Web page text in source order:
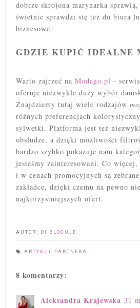
dobrze skrojona marynarka
świetnie sprawdzi się też do biura
biznesowe.
GDZIE KUPIĆ IDEALNE
Warto zajrzeć na Modago.pl -
oferuje niezwykle duży wybór
Znajdziemy tutaj wiele rodzajów
różnych preferencjach
sylwetki. Platforma jest też
obsłudze, a dzięki możliwości
bardzo szybko pokazuje nam
jesteśmy zainteresowani. Co
i w cenach promocyjnych są
zakładce, dzięki czemu na pewno
najkorzystniejszych ofert.
AUTOR: DI BLOGUJE
ARTYKUŁ PARTNERA
8 komentarzy:
Aleksandra Krajewska 31